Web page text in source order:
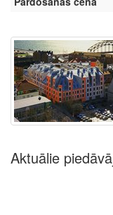
Aktuālie